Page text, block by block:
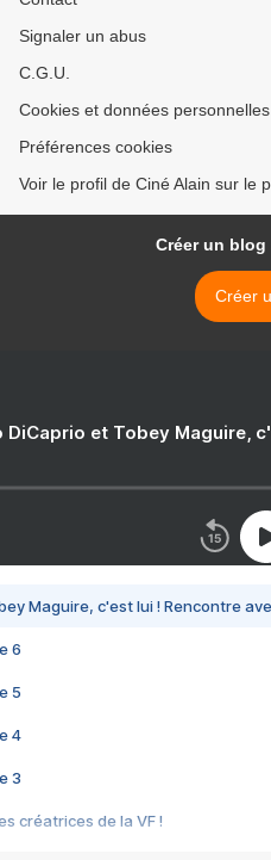
Signaler un abus
C.G.U.
Cookies et données personnelles
Préférences cookies
Voir le profil de Ciné Alain sur le
Créer un
Créer
DiCaprio et Tobey Maguire,
Maguire, c'est lui ! Rencontre
6
5
4
3
créatrices de la VF !